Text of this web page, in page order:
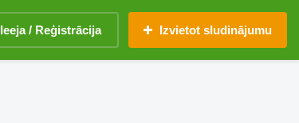
Ieeja / Reģistrācija Izvietot sludinājumu